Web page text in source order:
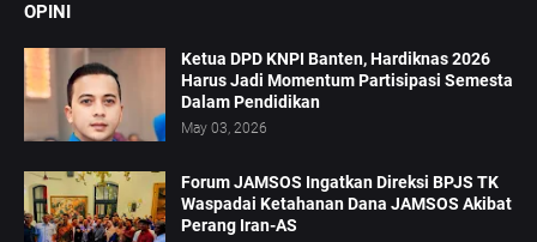
OPINI
Ketua DPD KNPI Banten, Hardiknas 2026
Harus Jadi Momentum Partisipasi Semesta
Dalam Pendidikan
May 03, 2026
Forum JAMSOS Ingatkan Direksi BPJS TK
Waspadai Ketahanan Dana JAMSOS Akibat
Perang Iran-AS